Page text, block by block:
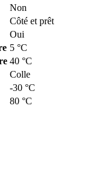
Non
Côté et prêt
Oui
5 °C
40 °C
Colle
-30 °C
80 °C